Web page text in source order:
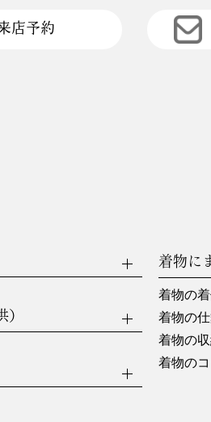
店予約
着物に
着物の
着物の
着物の
着物の